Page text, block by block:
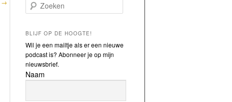
→ Zoeken
BLIJF OP DE HOOGTE!
Wil je een mailtje als er een nieuwe
podcast is? Abonneer je op mijn
nieuwsbrief.
Naam